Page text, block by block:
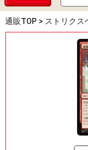
通販TOP > ストリクス